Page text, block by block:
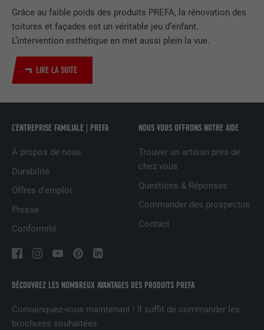
Grâce au faible poids des produits PREFA, la rénovation des
toitures et façades est un véritable jeu d’enfant.
L’intervention esthétique en met aussi plein la vue.
LIRE LA SUITE
DÉCOUVREZ LES NOMBREUX AVANTAGES DES PRODUITS PREFA
Convainquez-vous maintenant ! Il suffit de commander les
brochures souhaitées.
L’ENTREPRISE FAMILIALE | PREFA
À propos de nous
Durabilité
Offres d’emploi
Presse
Conformité
NOUS VOUS OFFRONS NOTRE AIDE
Trouver un artisan près de
chez vous
Questions & Réponses
Commander des prospectus
Contact
FOURNISSEUR
EXPIRATION
UTILITÉ
NOM UserMatchHistory
FOURNISSEUR
UTILITÉ
Est utilisé pour suivre l'utilisateur sur
NOM lidc
FOURNISSEUR LinkedIn